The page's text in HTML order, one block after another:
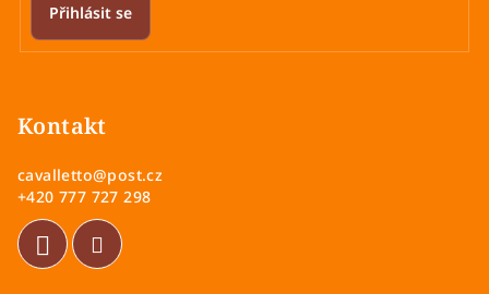
Přihlásit se
Kontakt
cavalletto@post.cz
+420 777 727 298